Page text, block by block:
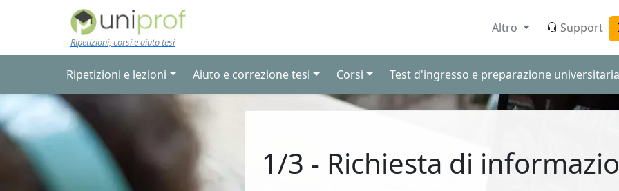
Skip to main content
Ripetizioni, corsi e aiuto tesi
Altro Support
Ripetizioni e lezioni Aiuto e correzione tesi Corsi Test d'ingresso e preparazione universitaria
1/3 - Richiesta di